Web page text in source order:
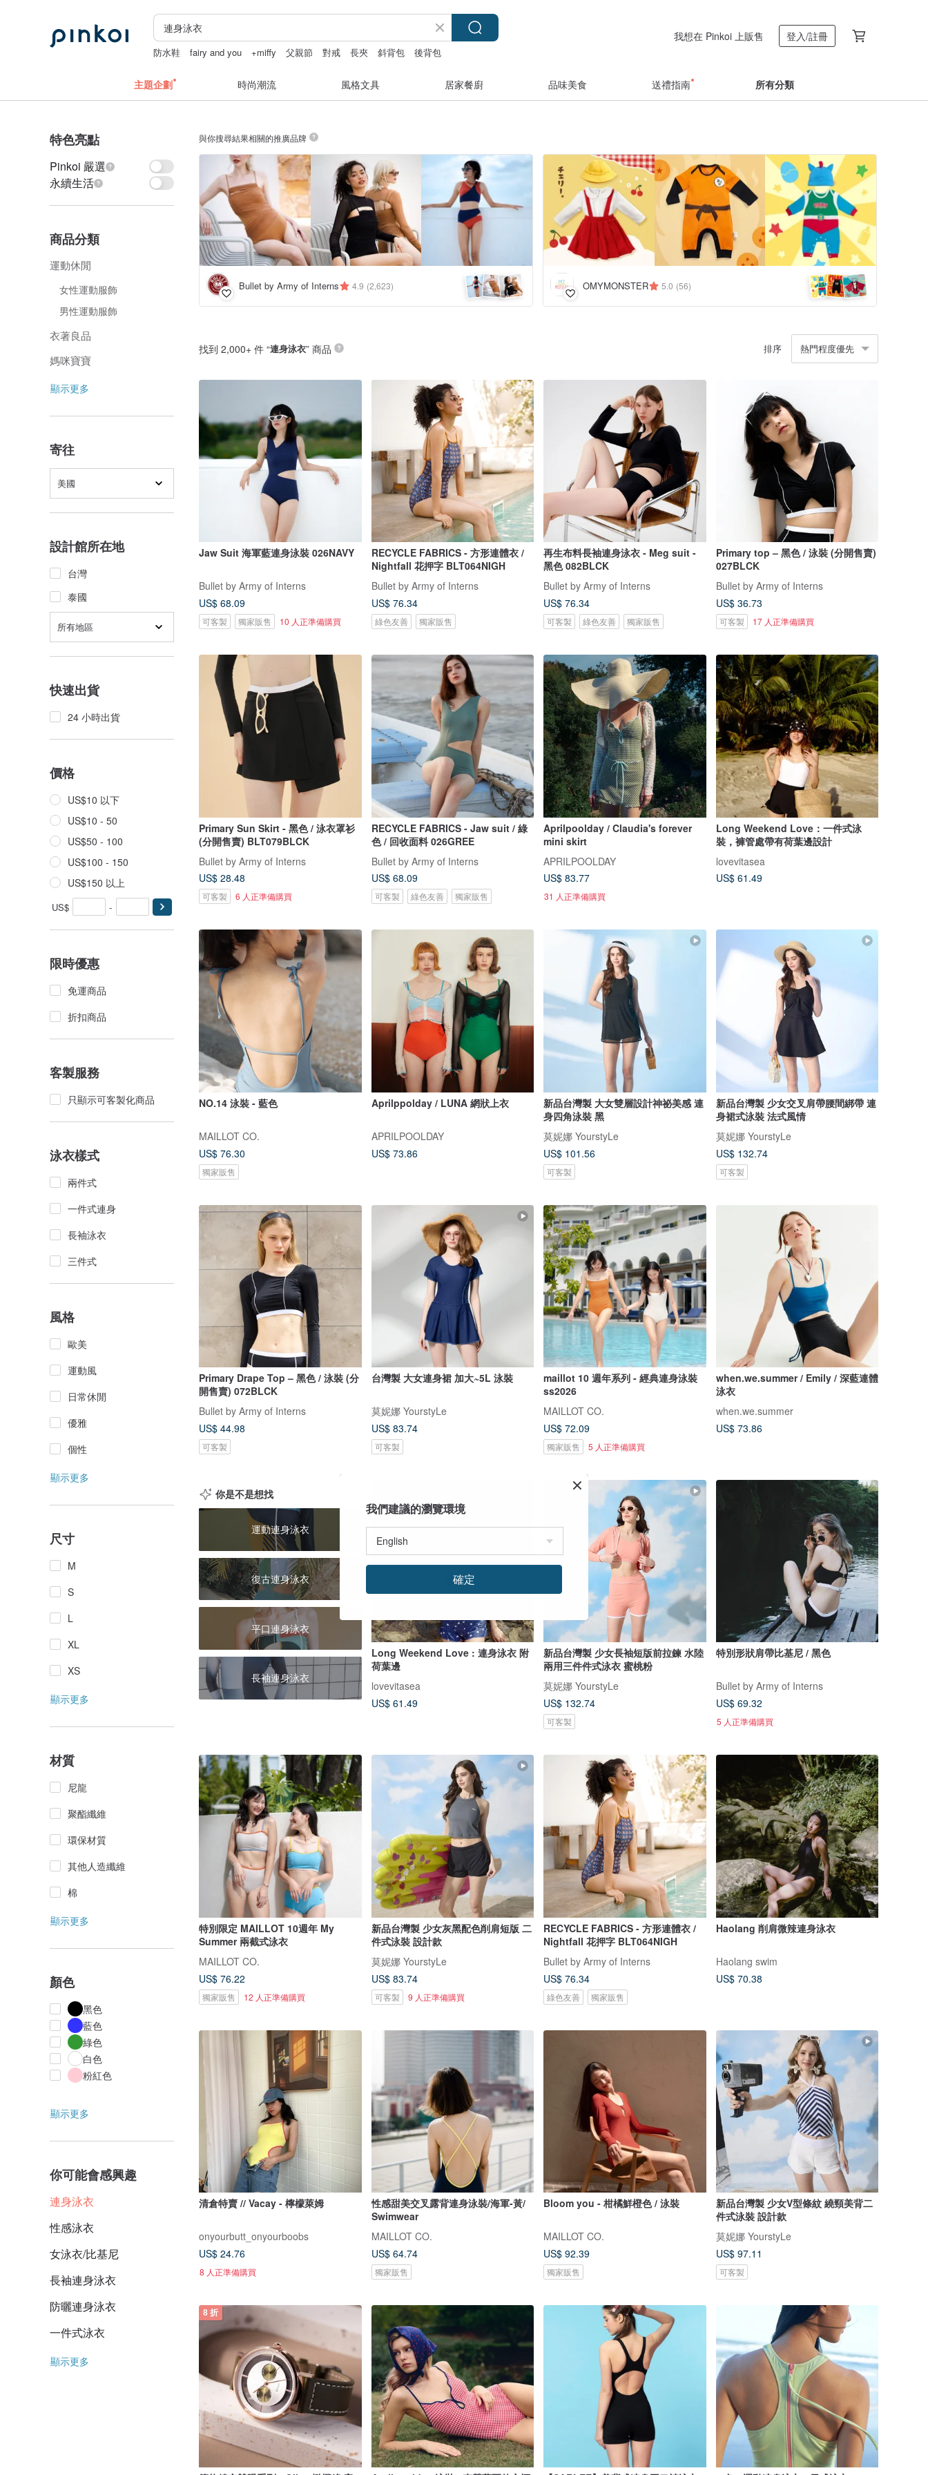
防水鞋 fairy and you +miffy 父親節 對戒 長夾 斜背包 後背包
我想在 Pinkoi 上販售 登入/註冊
主題企劃 時尚潮流 風格文具 居家餐廚 品味美食 送禮指南 所有分類
特色亮點
Pinkoi 嚴選
永續生活
商品分類
運動休閒
女性運動服飾
男性運動服飾
衣著良品
媽咪寶寶
顯示更多
寄往
美國
設計館所在地
台灣
泰國
所有地區
快速出貨
24 小時出貨
價格
US$10 以下
US$10 - 50
US$50 - 100
US$100 - 150
US$150 以上
US$ -
限時優惠
免運商品
折扣商品
客製服務
只顯示可客製化商品
泳衣樣式
兩件式
一件式連身
長袖泳衣
三件式
風格
歐美
運動風
日常休閒
優雅
個性
顯示更多
尺寸
M
S
L
XL
XS
顯示更多
材質
尼龍
聚酯纖維
環保材質
其他人造纖維
棉
顯示更多
顏色
黑色
藍色
綠色
白色
粉紅色
顯示更多
你可能會感興趣
連身泳衣
性感泳衣
女泳衣/比基尼
長袖連身泳衣
防曬連身泳衣
一件式泳衣
顯示更多
與你搜尋結果相關的推廣品牌
Bullet by Army of Interns 4.9 (2,623) OMYMONSTER 5.0 (56)
找到 2,000+ 件 “連身泳衣” 商品 排序 熱門程度優先
Jaw Suit 海軍藍連身泳裝 026NAVY
Bullet by Army of Interns
US$ 68.09
可客製 獨家販售 10 人正準備購買
RECYCLE FABRICS - 方形連體衣 /
Nightfall 花押字 BLT064NIGH
Bullet by Army of Interns
US$ 76.34
綠色友善 獨家販售
再生布料長袖連身泳衣 - Meg suit -
黑色 082BLCK
Bullet by Army of Interns
US$ 76.34
可客製 綠色友善 獨家販售
Primary top – 黑色 / 泳裝 (分開售賣)
027BLCK
Bullet by Army of Interns
US$ 36.73
可客製 17 人正準備購買
Primary Sun Skirt - 黑色 / 泳衣罩衫
(分開售賣) BLT079BLCK
Bullet by Army of Interns
US$ 28.48
可客製 6 人正準備購買
RECYCLE FABRICS - Jaw suit / 綠
色 / 回收面料 026GREE
Bullet by Army of Interns
US$ 68.09
可客製 綠色友善 獨家販售
Aprilpoolday / Claudia's forever
mini skirt
APRILPOOLDAY
US$ 83.77
31 人正準備購買
Long Weekend Love：一件式泳
裝，褲管處帶有荷葉邊設計
lovevitasea
US$ 61.49
NO.14 泳裝 - 藍色
MAILLOT CO.
US$ 76.30
獨家販售
Aprilppolday / LUNA 網狀上衣
APRILPOOLDAY
US$ 73.86
新品台灣製 大女雙層設計神祕美感 連
身四角泳裝 黑
莫妮娜 YourstyLe
US$ 101.56
可客製
新品台灣製 少女交叉肩帶腰間綁帶 連
身裙式泳裝 法式風情
莫妮娜 YourstyLe
US$ 132.74
可客製
Primary Drape Top – 黑色 / 泳裝 (分
開售賣) 072BLCK
Bullet by Army of Interns
US$ 44.98
可客製
台灣製 大女連身裙 加大~5L 泳裝
莫妮娜 YourstyLe
US$ 83.74
可客製
maillot 10 週年系列 - 經典連身泳裝
ss2026
MAILLOT CO.
US$ 72.09
獨家販售 5 人正準備購買
when.we.summer / Emily / 深藍連體
泳衣
when.we.summer
US$ 73.86
你是不是想找
運動連身泳衣
復古連身泳衣
平口連身泳衣
長袖連身泳衣
Long Weekend Love : 連身泳衣 附
荷葉邊
lovevitasea
US$ 61.49
新品台灣製 少女長袖短版前拉鍊 水陸
兩用三件件式泳衣 蜜桃粉
莫妮娜 YourstyLe
US$ 132.74
可客製
特別形狀肩帶比基尼 / 黑色
Bullet by Army of Interns
US$ 69.32
5 人正準備購買
特別限定 MAILLOT 10週年 My
Summer 兩截式泳衣
MAILLOT CO.
US$ 76.22
獨家販售 12 人正準備購買
新品台灣製 少女灰黑配色削肩短版 二
件式泳裝 設計款
莫妮娜 YourstyLe
US$ 83.74
可客製 9 人正準備購買
RECYCLE FABRICS - 方形連體衣 /
Nightfall 花押字 BLT064NIGH
Bullet by Army of Interns
US$ 76.34
綠色友善 獨家販售
Haolang 削肩微辣連身泳衣
Haolang swim
US$ 70.38
清倉特賣 // Vacay - 檸檬萊姆
onyourbutt_onyourboobs
US$ 24.76
8 人正準備購買
性感甜美交叉露背連身泳裝/海軍-黃/
Swimwear
MAILLOT CO.
US$ 64.74
獨家販售
Bloom you - 柑橘鮮橙色 / 泳裝
MAILLOT CO.
US$ 92.39
獨家販售
新品台灣製 少女V型條紋 繞頸美背二
件式泳裝 設計款
莫妮娜 YourstyLe
US$ 97.11
可客製
8 折
我們建議的瀏覽環境
確定